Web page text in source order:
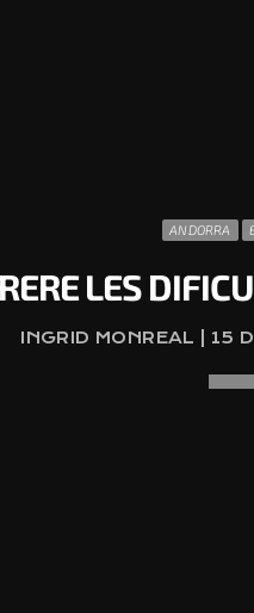
ANDORRA
LES
INGRID MONREAL | 15